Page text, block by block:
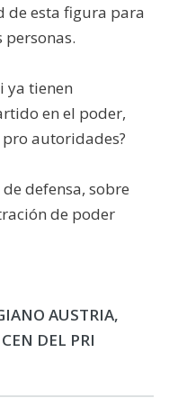
de esta figura para
personas.
ya tienen
en el poder,
autoridades?
defensa, sobre
de poder
AUSTRIA,
DEL PRI